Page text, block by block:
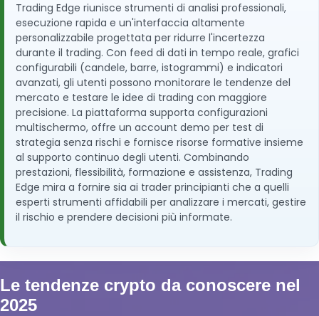
Trading Edge riunisce strumenti di analisi professionali,
esecuzione rapida e un'interfaccia altamente
personalizzabile progettata per ridurre l'incertezza
durante il trading. Con feed di dati in tempo reale, grafici
configurabili (candele, barre, istogrammi) e indicatori
avanzati, gli utenti possono monitorare le tendenze del
mercato e testare le idee di trading con maggiore
precisione. La piattaforma supporta configurazioni
multischermo, offre un account demo per test di
strategia senza rischi e fornisce risorse formative insieme
al supporto continuo degli utenti. Combinando
prestazioni, flessibilità, formazione e assistenza, Trading
Edge mira a fornire sia ai trader principianti che a quelli
esperti strumenti affidabili per analizzare i mercati, gestire
il rischio e prendere decisioni più informate.
Le tendenze crypto da conoscere nel
2025